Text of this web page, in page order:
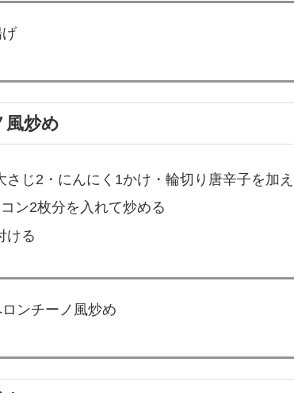
じ1/3・薄力粉40g・片栗粉30gを混ぜて生地
れて熱したフライパンに材料を流し込んで
のチーズチヂミ